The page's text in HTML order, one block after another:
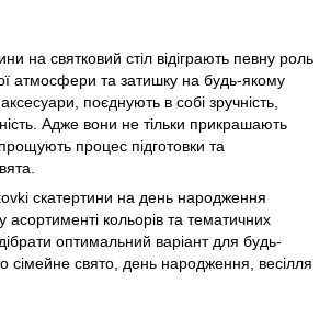
на святковий стіл відіграють певну роль
атмосфери та затишку на будь-якому
поєднують в собі зручність,
Адже вони не тільки прикрашають
процес підготовки та
скатертини на день народження
асортименті кольорів та тематичних
оптимальний варіант для будь-
сімейне свято, день народження, весілля